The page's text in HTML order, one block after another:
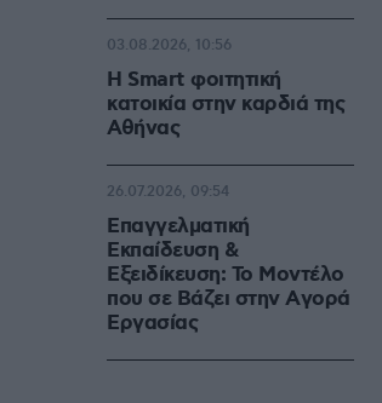
Η Smart φοιτητική
κατοικία στην καρδιά της
Αθήνας
03.08.2026, 10:56
Επαγγελματική
Εκπαίδευση &
Εξειδίκευση: Το Mοντέλο
που σε Bάζει στην Aγορά
Eργασίας
26.07.2026, 09:54